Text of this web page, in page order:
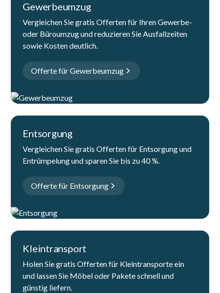
Gewerbeumzug
Vergleichen Sie gratis Offerten für Ihren Gewerbe-
oder Büroumzug und reduzieren Sie Ausfallzeiten
sowie Kosten deutlich.
Offerte für Gewerbeumzug
Entsorgung
Vergleichen Sie gratis Offerten für Entsorgung und
Entrümpelung und sparen Sie bis zu 40 %.
Offerte für Entsorgung
Kleintransport
Holen Sie gratis Offerten für Kleintransporte ein
und lassen Sie Möbel oder Pakete schnell und
günstig liefern.